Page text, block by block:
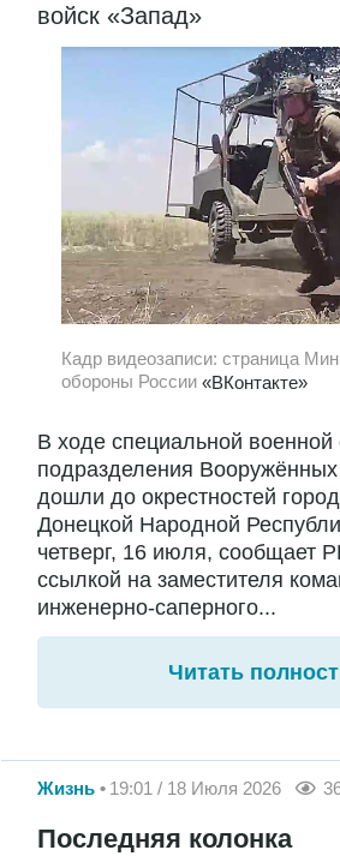
войск «Запад»
Кадр видеозаписи: страница
обороны России «ВКонтакте»
В ходе специальной военной
подразделения
дошли до окрестностей
Донецкой Народной
четверг, 16 июля, сообщает
ссылкой на заместителя
инженерно-саперного...
Читать
Жизнь 19:01 / 18 Июля 2026
Последняя колонка